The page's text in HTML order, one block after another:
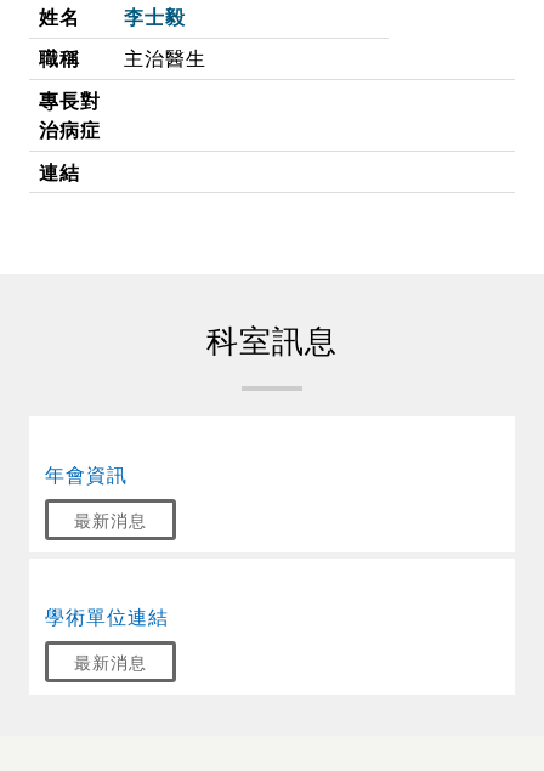
李士毅
主治醫生
科室訊息
年會資訊
最新消息
學術單位連結
最新消息